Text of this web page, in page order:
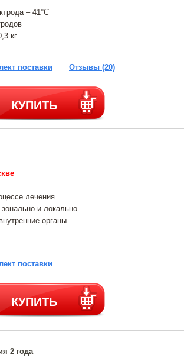
– 41°C
кг
поставки Отзывы (20)
КУПИТЬ
лечения
и локально
органы
поставки
КУПИТЬ
2 года